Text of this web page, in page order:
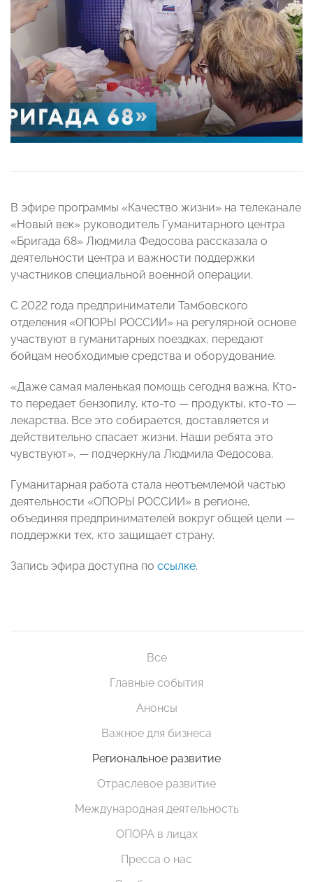
В эфире программы «Качество жизни» на телеканале
«Новый век» руководитель Гуманитарного центра
«Бригада 68» Людмила Федосова рассказала о
деятельности центра и важности поддержки
участников специальной военной операции.
С 2022 года предприниматели Тамбовского
отделения «ОПОРЫ РОССИИ» на регулярной основе
участвуют в гуманитарных поездках, передают
бойцам необходимые средства и оборудование.
«Даже самая маленькая помощь сегодня важна. Кто-
то передает бензопилу, кто-то — продукты, кто-то —
лекарства. Все это собирается, доставляется и
действительно спасает жизни. Наши ребята это
чувствуют», — подчеркнула Людмила Федосова.
Гуманитарная работа стала неотъемлемой частью
деятельности «ОПОРЫ РОССИИ» в регионе,
объединяя предпринимателей вокруг общей цели —
поддержки тех, кто защищает страну.
Запись эфира доступна по ссылке.
Все
Главные события
Анонсы
Важное для бизнеса
Региональное развитие
Отраслевое развитие
Международная деятельность
ОПОРА в лицах
Пресса о нас